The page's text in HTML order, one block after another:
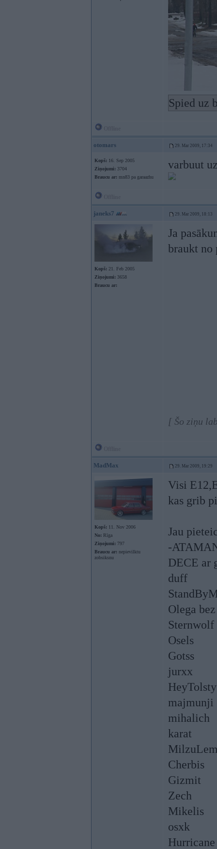
Spied uz
otomars 29. Mar 2009, 17:34
Kopš: 16. Sep 2005
Ziņojumi: 3704
Braucu ar: mn83 pa garaazhu
varbuut
janeks7 29. Mar 2009, 18:13
Kopš: 21. Feb 2005
Ziņojumi: 3658
Braucu ar:
Ja
braukt no
[ Šo ziņu
MadMax 29. Mar 2009, 19:29
Kopš: 11. Nov 2006
No: Rīga
Ziņojumi: 797
Braucu ar: nepievilktu
zobsiksnu
Visi
kas grib
Jau
-
DECE ar
duff
Olega
Sternwolf
Osels
Gotss
jurxx
HeyTolsty
majmunji
mihalich
karat
Cherbis
Gizmit
Zech
Mikelis
osxk
Hurricane